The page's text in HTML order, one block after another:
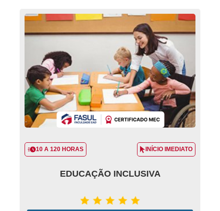
10 A 120 HORAS INÍCIO IMEDIATO
EDUCAÇÃO INCLUSIVA